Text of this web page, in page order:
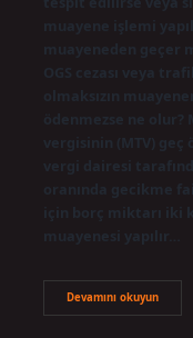
muayene işlemi
muayeneden geçer
OGS cezası veya
olmaksızın
ödenmezse ne olur?
vergisinin (MTV) geç
vergi dairesi
oranında gecikme
için borç miktarı iki
muayenesi yapılır…
Devamını okuyunBandrol